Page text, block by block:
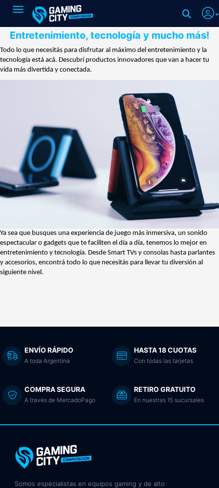
Toggle navigation
Entretenimiento, tecnología y mucho más!
Todo lo que necesitás para disfrutar al máximo del entretenimiento y la
tecnología está acá. Descubrí productos innovadores que van a hacer tu
vida más divertida y conectada.
Ya sea que busques una experiencia de juego más inmersiva, un sonido
espectacular o gadgets que te faciliten el día a día, tenemos lo mejor en
entretenimiento y tecnología. Desde Smart TVs y consolas hasta parlantes
y accesorios, encontrá todo lo que necesitás para llevar tu diversión al
siguiente nivel.
ENVÍO RÁPIDO
A toda Argentina
HASTA 18 CUOTAS
Con todas las tarjetas
COMPRA SEGURA
A través de MercadoPago
RETIRO GRATUITO
En nuestras 15 sucursales
Somos especialistas en equipos gaming y de alto